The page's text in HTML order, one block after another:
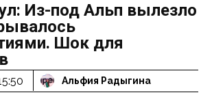
Из-под Альп вылезло
Шок для
Альфия Радыгина